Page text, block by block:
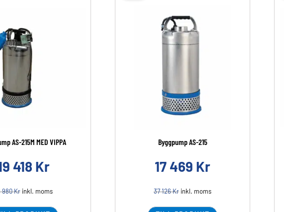
AS-215M MED VIPPA
418 Kr
980Krinkl. moms
Byggpump AS-215
17 469 Kr
37 126Kr inkl. moms